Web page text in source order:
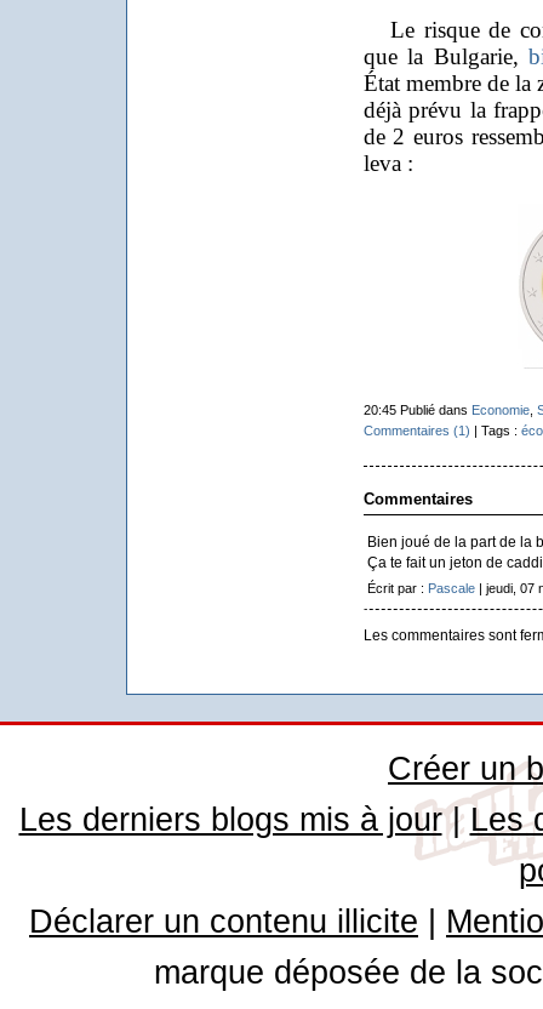
Le risque de
que la Bulgarie,
État membre de la
déjà prévu la
de 2 euros
leva :
20:45 Publié dans Economie,
Commentaires (1) | Tags :
Commentaires
Bien joué de la part de la
Ça te fait un jeton de
Écrit par : Pascale| jeudi, 07
Les commentaires sont
Créer un
Les derniers blogs mis à jour| Les
Déclarer un contenu illicite
marque déposée de la